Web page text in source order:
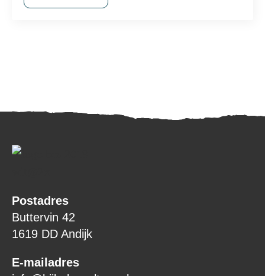
Postadres
Buttervin 42
1619 DD Andijk
E-mailadres